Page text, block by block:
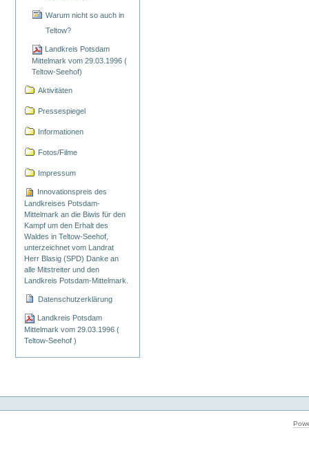
Warum nicht so auch in
Teltow?
Landkreis Potsdam
Mittelmark vom 29.03.1996 (
Teltow-Seehof)
Aktivitäten
Pressespiegel
Informationen
Fotos/Filme
Impressum
Innovationspreis des
Landkreises Potsdam-
Mittelmark an die Biwis für den
Kampf um den Erhalt des
Waldes in Teltow-Seehof,
unterzeichnet vom Landrat
Herr Blasig (SPD) Danke an
alle Mitstreiter und den
Landkreis Potsdam-Mittelmark.
Datenschutzerklärung
Landkreis Potsdam
Mittelmark vom 29.03.1996 (
Teltow-Seehof )